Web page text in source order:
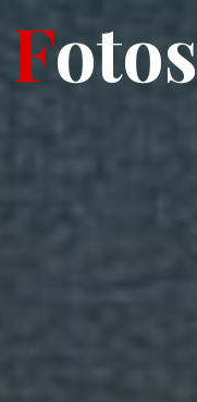
Fotos